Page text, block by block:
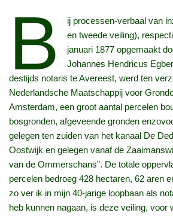
B
ij processen-verbaal van
en tweede veiling),
januari 1877 opgemaakt
Johannes Hendricus
destijds notaris te Avereest, werd ten
Nederlandsche Maatschappij voor
Amsterdam, een groot aantal percelen
bosgronden, afgeveende gronden
gelegen ten zuiden van het kanaal De
Oostwijk en gelegen vanaf de
van de Ommerschans”. De totale
percelen bedroeg 428 hectaren, 62 aren
zo ver ik in mijn 40-jarige loopbaan als
heb kunnen nagaan, is deze veiling, voor